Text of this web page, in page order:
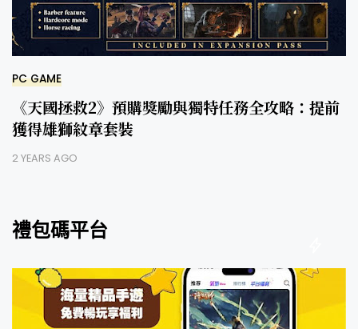
PC GAME
《天國拯救2》預購獎勵與獨特任務全攻略：提前
獲得雄獅紋章套裝
2 YEARS AGO
禮包碼平台